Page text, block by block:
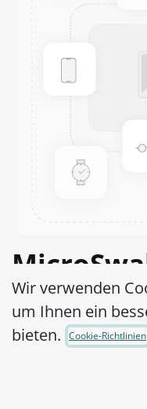
ATCC®
exkl.
Wir verwenden
um Ihnen ein
bieten.
Cookie-Richtlinien